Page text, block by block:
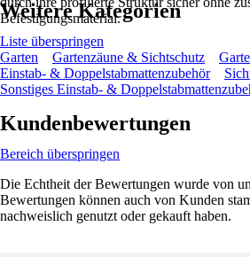
Befestigungsmaterial.
Weitere Kategorien
Liste überspringen
Garten
Gartenzäune & Sichtschutz
Einstab- & Doppelstabmattenzubehör
Sonstiges Einstab- &
Kundenbewertungen
Bereich überspringen
Die Echtheit der Bewertungen wurde von
Bewertungen können auch von Kunden
nachweislich genutzt oder gekauft haben.